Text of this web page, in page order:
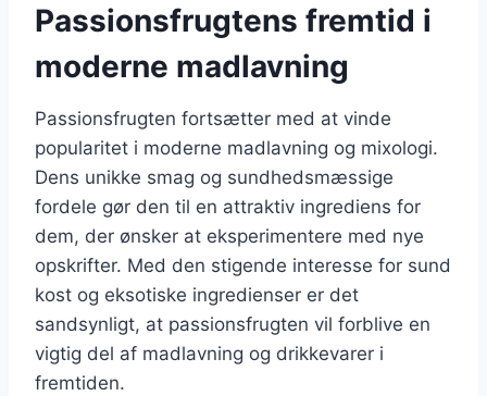
Passionsfrugtens fremtid i
moderne madlavning
Passionsfrugten fortsætter med at vinde
popularitet i moderne madlavning og mixologi.
Dens unikke smag og sundhedsmæssige
fordele gør den til en attraktiv ingrediens for
dem, der ønsker at eksperimentere med nye
opskrifter. Med den stigende interesse for sund
kost og eksotiske ingredienser er det
sandsynligt, at passionsfrugten vil forblive en
vigtig del af madlavning og drikkevarer i
fremtiden.